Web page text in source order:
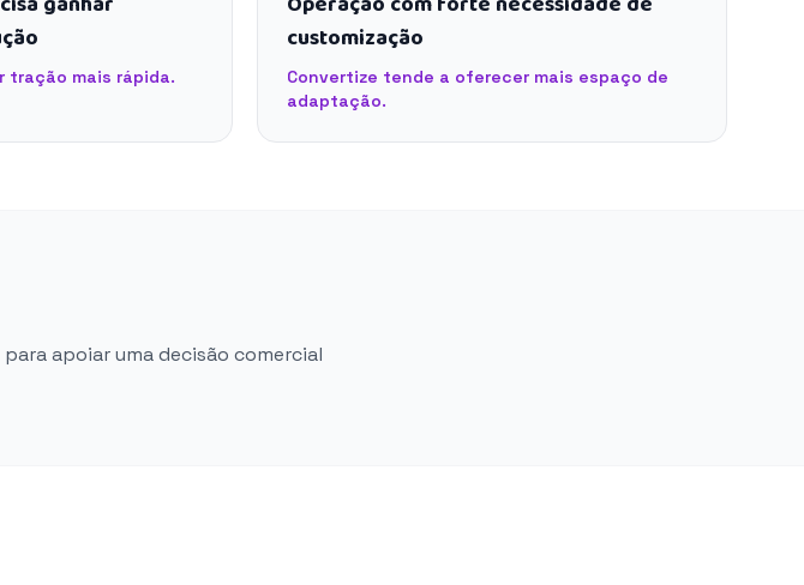
tração mais rápida.
customização
Convertize tende a oferecer mais espaço de
adaptação.
apoiar uma decisão comercial